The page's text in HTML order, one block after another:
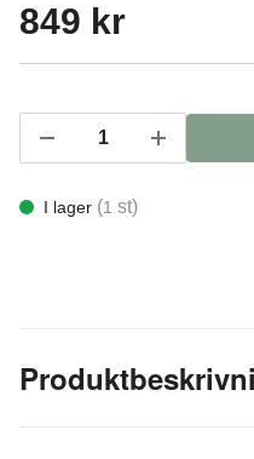
849 kr
I lager (1 st)